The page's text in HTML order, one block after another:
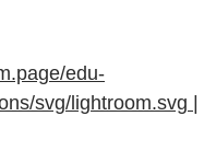
edu-
svg/lightroom.svg |